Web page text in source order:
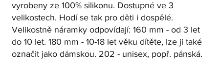
vyrobeny ze 100% silikonu. Dostupné ve 3
velikostech. Hodí se tak pro děti i dospělé.
Velikostně náramky odpovídají: 160 mm - od 3 let
do 10 let. 180 mm - 10-18 let věku dítěte, lze ji také
označit jako dámskou. 202 - unisex, popř. pánská.